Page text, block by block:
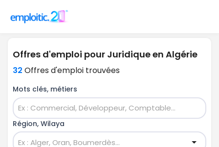
Offres d'emploi pour Juridique en Algérie
32 Offres d'emploi trouvées
Mots clés, métiers
Région, Wilaya